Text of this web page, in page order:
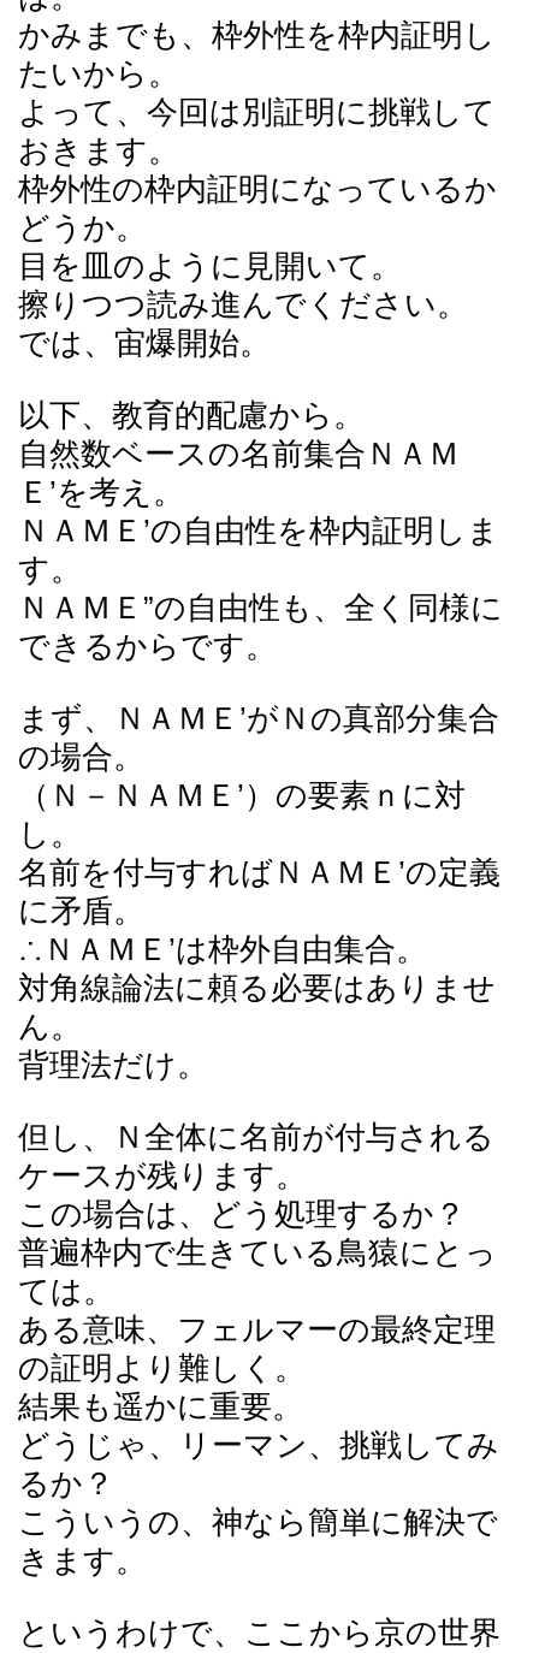
かみまでも、枠外性を枠内証明し
たいから。
よって、今回は別証明に挑戦して
おきます。
枠外性の枠内証明になっているか
どうか。
目を皿のように見開いて。
擦りつつ読み進んでください。
では、宙爆開始。
以下、教育的配慮から。
自然数ベースの名前集合ＮＡＭ
Ｅ’を考え。
ＮＡＭＥ’の自由性を枠内証明しま
す。
ＮＡＭＥ”の自由性も、全く同様に
できるからです。
まず、ＮＡＭＥ’がＮの真部分集合
の場合。
（Ｎ－ＮＡＭＥ’）の要素ｎに対
し。
名前を付与すればＮＡＭＥ’の定義
に矛盾。
∴ＮＡＭＥ’は枠外自由集合。
対角線論法に頼る必要はありませ
ん。
背理法だけ。
但し、Ｎ全体に名前が付与される
ケースが残ります。
この場合は、どう処理するか？
普遍枠内で生きている鳥猿にとっ
ては。
ある意味、フェルマーの最終定理
の証明より難しく。
結果も遥かに重要。
どうじゃ、リーマン、挑戦してみ
るか？
こういうの、神なら簡単に解決で
きます。
というわけで、ここから京の世界